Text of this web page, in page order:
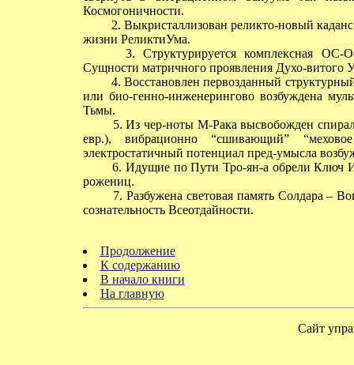
Космогоничности.
2. Выкристаллизован реликто-новый
жизни РеликтиУма.
3. Структурируется комплексная ОС-
Сущности матричного проявления Духо-витого
4. Восстановлен первозданный
или био-генно-инженерингово возбуждена
Тьмы.
5. Из чер-ноты М-Рака высвобожден
евр.), вибрационно “сшивающий”
электростатичный потенциал пред-умысла
6. Идущие по Пути Тро-ян-а обрели Ключ
рожениц.
7. Разбужена световая память Солдара –
сознательность Всеотдайности.
Продолжение
К содержанию
В начало книги
На главную
Сайт